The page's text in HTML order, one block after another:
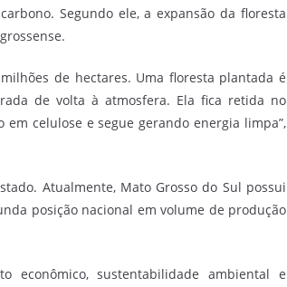
Segundo ele, a expansão da floresta
de hectares. Uma floresta plantada é
de volta à atmosfera. Ela fica retida no
celulose e segue gerando energia limpa”,
Atualmente, Mato Grosso do Sul possui
posição nacional em volume de produção
econômico, sustentabilidade ambiental e